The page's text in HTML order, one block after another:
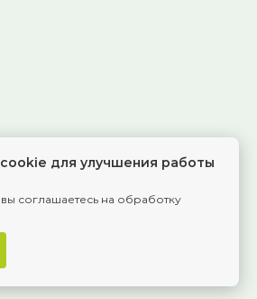
для улучшения работы
вы соглашаетесь на обработку